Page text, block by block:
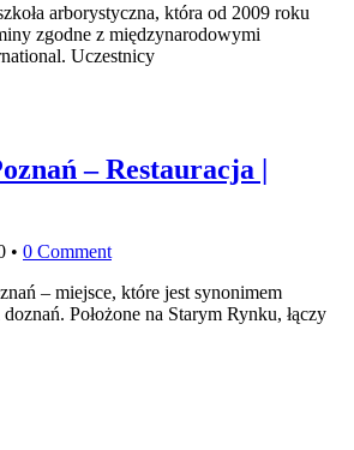
arborystyczna, która od 2009 roku
zgodne z międzynarodowymi
Uczestnicy
– Restauracja |
• 0 Comment
– miejsce, które jest synonimem
Położone na Starym Rynku, łączy